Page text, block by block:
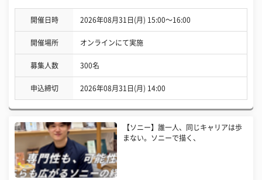
開催日時 2026年08月31日(月) 15:00〜16:00
開催場所 オンラインにて実施
募集人数 300名
申込締切 2026年08月31日(月) 14:00
【ソニー】誰一人、同じキャリアは歩
まない。ソニーで描く、